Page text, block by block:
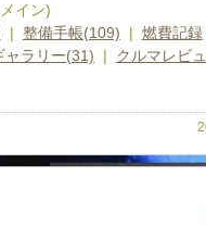
イン)
| 整備手帳(109) | 燃費記録
ャラリー(31) | クルマレビ